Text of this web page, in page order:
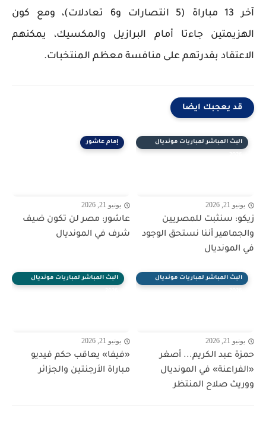
آخر 13 مباراة (5 انتصارات و6 تعادلات)، ومع كون
الهزيمتين جاءتا أمام البرازيل والمكسيك، يمكنهم
الاعتقاد بقدرتهم على منافسة معظم المنتخبات.
قد يعجبك ايضا
البث المباشر لمباريات مونديال
يونيو 21, 2026
زيكو: سنثبت للمصريين
والجماهير أننا نستحق الوجود
في المونديال
إمام عاشور
يونيو 21, 2026
عاشور: مصر لن تكون ضيف
شرف في المونديال
البث المباشر لمباريات مونديال
يونيو 21, 2026
حمزة عبد الكريم... أصغر
«الفراعنة» في المونديال
ووريث صلاح المنتظر
البث المباشر لمباريات مونديال
يونيو 21, 2026
«فيفا» يعاقب حكم فيديو
مباراة الأرجنتين والجزائر